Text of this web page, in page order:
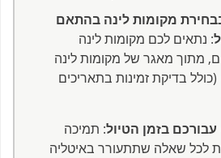
מקומות לינה בהתאם
: נתאים לכם מקומות לינה
מתוך מאגר של מקומות לינה
(כולל בדיקת זמינות בתאריכים
עבורכם בזמן הטיול: תמיכה
לכל שאלה שתתעורר באיטליה